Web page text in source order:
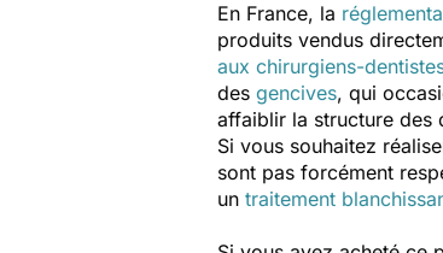
En France, la
produits vendus
aux chirurgiens-
des gencives, qui
affaiblir la structure des
Si vous souhaitez
sont pas forcément
un traitement